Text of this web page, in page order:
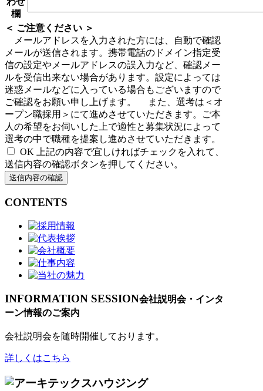
欄
＜ ご注意ください ＞
メールアドレスを入力された方には、自動で確認
メールが送信されます。携帯電話のドメイン指定受
信の設定やメールアドレスの誤入力など、確認メー
ルを受信出来ない場合があります。設定によっては
迷惑メールなどに入っている場合もございますので
ご確認をお願い申し上げます。
また、選考は＜オ
ープン職採用＞にて進めさせていただきます。ご本
人の希望をお伺いした上で適性と募集状況によって
選考の中で職種を提案し進めさせていただきます。
OK
上記の内容で宜しければチェックを入れて、
送信内容の確認ボタンを押してください。
CONTENTS
INFORMATION SESSION会社説明会・インタ
ーン情報のご案内
会社説明会を随時開催しております。
詳しくはこちら